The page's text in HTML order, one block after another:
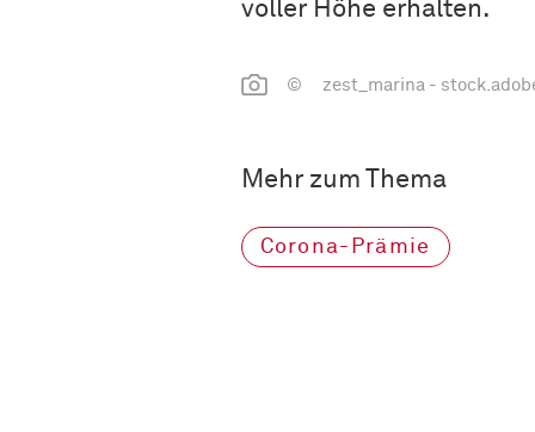
voller Höhe erhalten.
© zest_marina -
Mehr zum Thema
Corona-Prämie